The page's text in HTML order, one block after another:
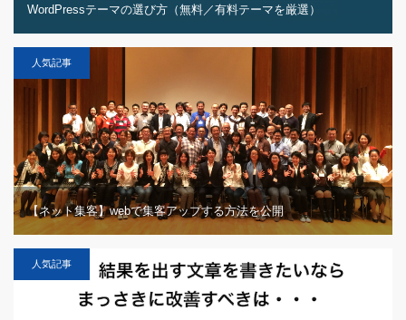
WordPressテーマの選び方（無料／有料テーマを厳選）
人気記事
【ネット集客】webで集客アップする方法を公開
人気記事